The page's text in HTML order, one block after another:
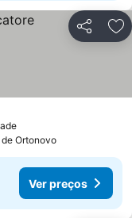
Partilhar
Ortonovo
Ver preços